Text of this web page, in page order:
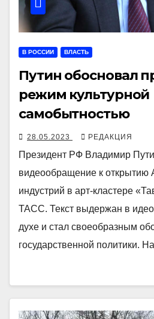
В РОССИИ ВЛАСТЬ
Путин обосновал
режим культурной
самобытностью
28.05.2023 РЕДАКЦИЯ
Президент РФ Владимир
видеообращение к открытию
индустрий в арт-кластере
ТАСС. Текст выдержан в
духе и стал своеобразным
государственной политики.